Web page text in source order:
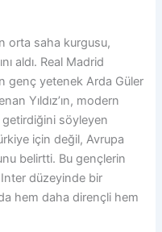
orta saha kurgusu,
aldı. Real Madrid
genç yetenek Arda Güler
Yıldız’ın, modern
söyleyen
için değil, Avrupa
belirtti. Bu gençlerin
düzeyinde bir
hem daha dirençli hem